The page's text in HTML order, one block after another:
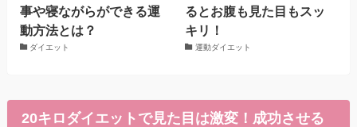
事や寝ながらができる運
動方法とは？
ダイエット
るとお腹も見た目もスッ
キリ！
運動ダイエット
20キロダイエットで見た目は激変！成功させる